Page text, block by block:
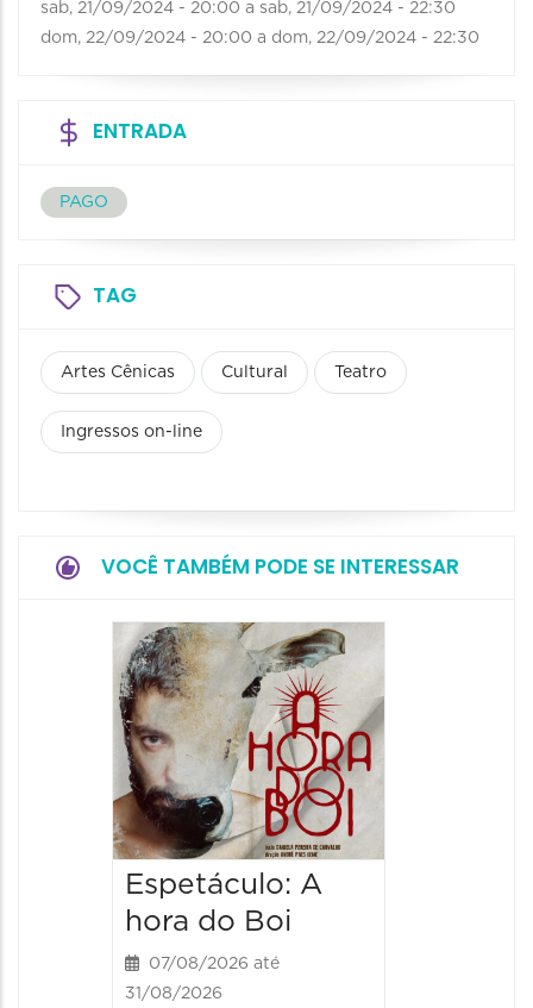
sab, 21/09/2024 - 20:00 a sab, 21/09/2024 - 22:30
dom, 22/09/2024 - 20:00 a dom, 22/09/2024 - 22:30
ENTRADA
PAGO
TAG
Artes Cênicas Cultural Teatro
Ingressos on-line
VOCÊ TAMBÉM PODE SE INTERESSAR
Espetáculo: A
hora do Boi
07/08/2026 até
31/08/2026